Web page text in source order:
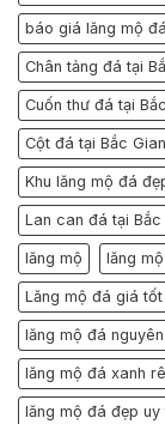
báo giá lăng mộ
Chân tảng đá tại
Cuốn thư đá tại
Cột đá tại Bắc
Khu lăng mộ đá
Lan can đá tại Bắc
lăng mộ lăng
Lăng mộ đá giá tốt
lăng mộ đá
lăng mộ đá xanh
lăng mộ đá đẹp uy